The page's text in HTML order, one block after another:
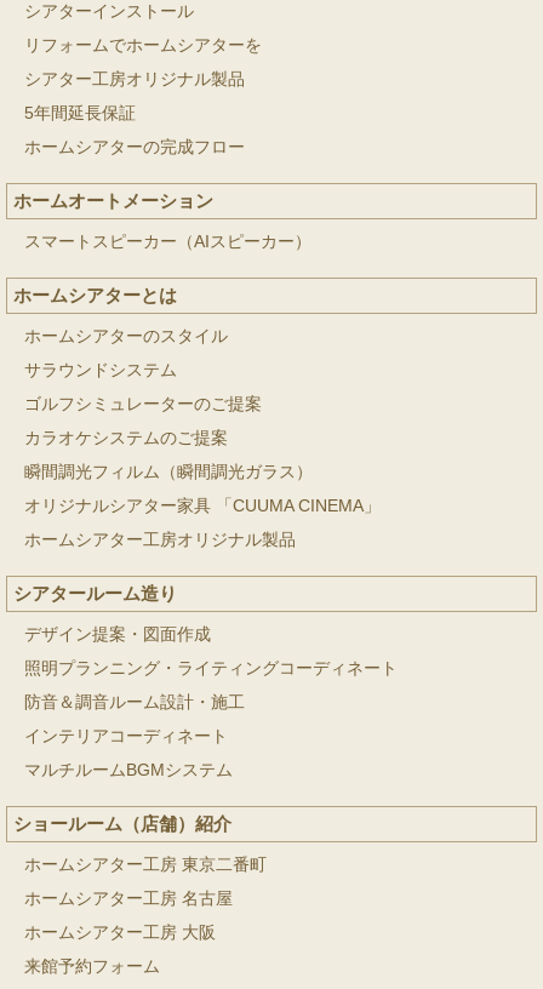
シアターインストール
リフォームでホームシアターを
シアター工房オリジナル製品
5年間延長保証
ホームシアターの完成フロー
ホームオートメーション
スマートスピーカー（AIスピーカー）
ホームシアターとは
ホームシアターのスタイル
サラウンドシステム
ゴルフシミュレーターのご提案
カラオケシステムのご提案
瞬間調光フィルム（瞬間調光ガラス）
オリジナルシアター家具 「CUUMA CINEMA」
ホームシアター工房オリジナル製品
シアタールーム造り
デザイン提案・図面作成
照明プランニング・ライティングコーディネート
防音＆調音ルーム設計・施工
インテリアコーディネート
マルチルームBGMシステム
ショールーム（店舗）紹介
ホームシアター工房 東京二番町
ホームシアター工房 名古屋
ホームシアター工房 大阪
来館予約フォーム